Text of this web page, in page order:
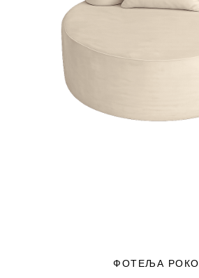
ФОТЕЉА РОКО